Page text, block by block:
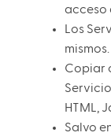
acceso
Los
mismos.
Copiar
HTML,
Salvo